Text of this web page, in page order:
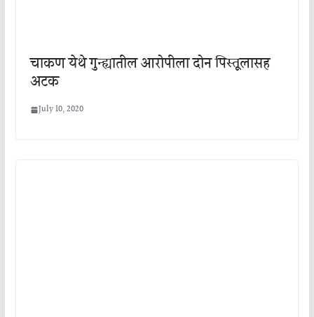
चाकण येथे गुन्ह्यातील आरोपीला दोन पिस्तूलासह
अटक
July 10, 2020